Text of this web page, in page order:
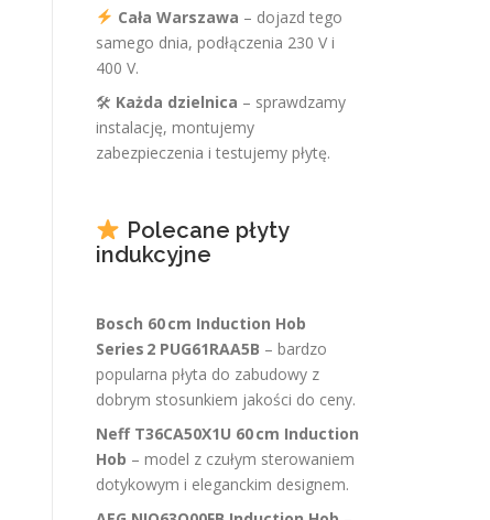
Cała Warszawa – dojazd tego
samego dnia, podłączenia 230 V i
400 V.
🛠 Każda dzielnica – sprawdzamy
instalację, montujemy
zabezpieczenia i testujemy płytę.
Polecane płyty
indukcyjne
Bosch 60 cm Induction Hob
Series 2 PUG61RAA5B – bardzo
popularna płyta do zabudowy z
dobrym stosunkiem jakości do ceny.
Neff T36CA50X1U 60 cm Induction
Hob – model z czułym sterowaniem
dotykowym i eleganckim designem.